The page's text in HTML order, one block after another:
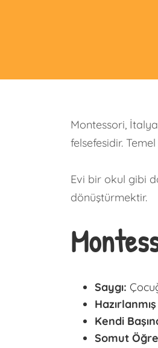
Montessori,
felsefesidir.
Evi bir okul gibi
dönüştürmektir.
Saygı:
Kendi
Somut